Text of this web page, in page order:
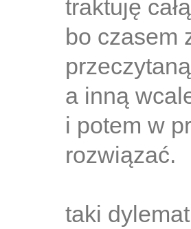
traktuję
bo czasem
a inną
i potem w
rozwiązać.
taki